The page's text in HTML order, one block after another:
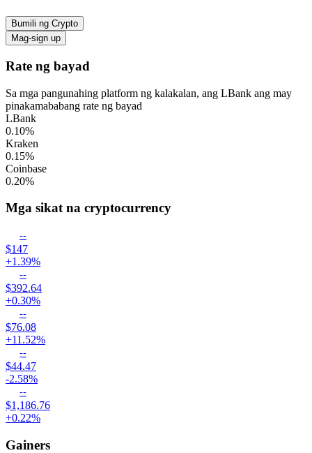
Bumili ng Crypto
Mag-sign up
Rate ng bayad
Sa mga pangunahing platform ng kalakalan, ang LBank ang may
pinakamababang rate ng bayad
LBank
0.10%
Kraken
0.15%
Coinbase
0.20%
Mga sikat na cryptocurrency
--
$147
+1.39%
--
$392.64
+0.30%
--
$76.08
+11.52%
--
$44.47
-2.58%
--
$1,186.76
+0.22%
Gainers